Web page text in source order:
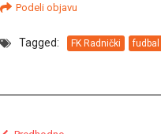
Podeli objavu
Tagged: FK Radnički fudbal